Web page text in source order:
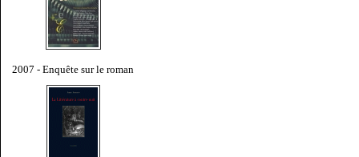
2007 - Enquête sur le roman